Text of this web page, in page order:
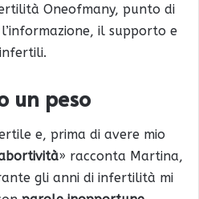
Oneofmany, punto di
il supporto e
un peso
e, prima di avere mio
» racconta Martina,
gli anni di infertilità mi